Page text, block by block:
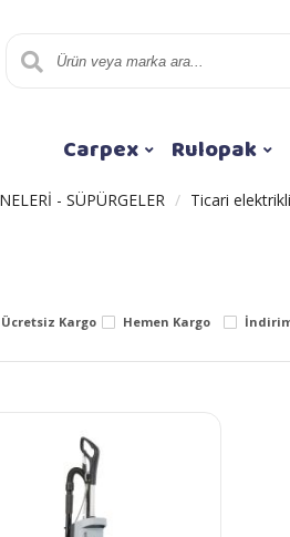
Carpex Rulopak
- SÜPÜRGELER Ticari
Ücretsiz Kargo Hemen Kargo